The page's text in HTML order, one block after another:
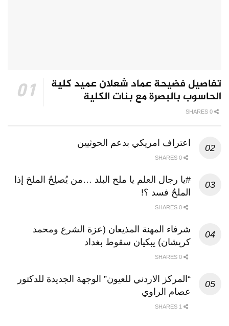
تفاصيل فضيحة عماد شعلان عميد كلية
الحاسوب بالبصرة مع بنات الكلية
اعتراف امريكي بدعم الحوثيين
#يا رجال العلم يا ملح البلد …من يُصلِحُ الملحَ إذا
الملحُ فسد ؟!
شرفاء المهنة المذيعان (عزة الشرع ومحمد
كريشان) يبكيان سقوط بغداد
“المركز الاردني للعيون” الوجهة الجديدة للدكتور
عصام الراوي